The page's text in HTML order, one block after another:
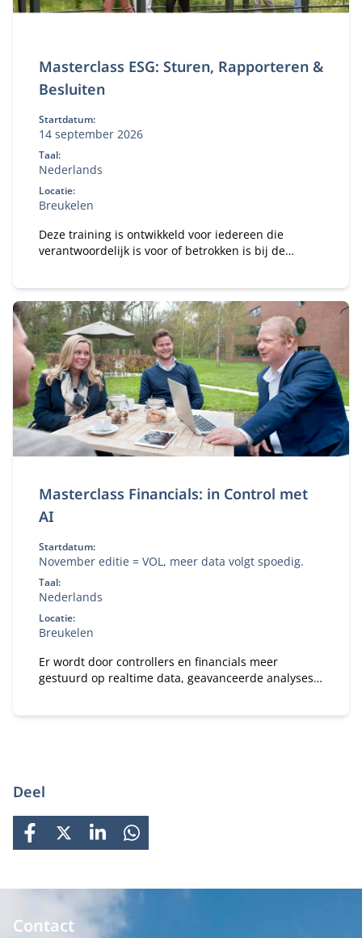
Masterclass ESG: Sturen, Rapporteren &
Besluiten
Startdatum:
14 september 2026
Taal:
Nederlands
Locatie:
Breukelen
Deze training is ontwikkeld voor iedereen die
verantwoordelijk is voor of betrokken is bij de
sustainability managers, controllers, auditors en
accountants.
Masterclass Financials: in Control met
AI
Startdatum:
November editie = VOL, meer data volgt spoedig.
Taal:
Nederlands
Locatie:
Breukelen
Er wordt door controllers en financials meer
gestuurd op realtime data, geavanceerde analyses
Deel
FACEBOOK
X LINKEDINWHATSAPP
Contact